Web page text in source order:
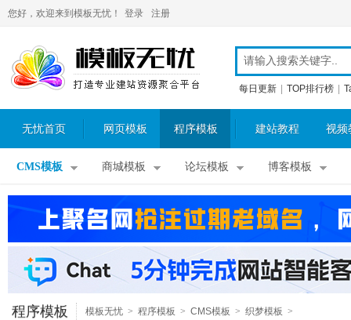
您好，欢迎来到模板无忧！ 登录 注册
每日更新 TOP排行榜
无忧首页 网页模板 程序模板 建站教程 视频
CMS模板 商城模板 论坛模板 博客模板
程序模板 模板无忧 > 程序模板 > CMS模板 > 织梦模板 >